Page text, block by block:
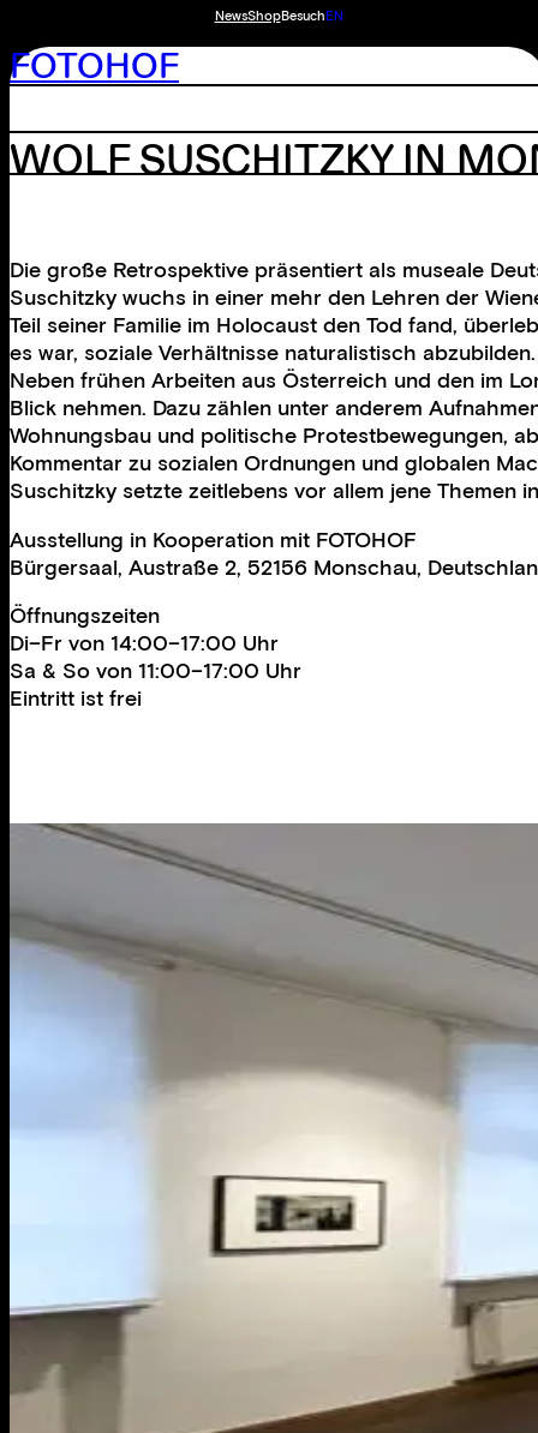
NewsShopBesuchEN
FOTOHOF
WOLF SUSCHITZKY IN
Die große Retrospektive präsentiert als museale
Suschitzky wuchs in einer mehr den Lehren der
Teil seiner Familie im Holocaust den Tod fand,
es war, soziale Verhältnisse naturalistisch abzubilden.
Neben frühen Arbeiten aus Österreich und den im
Blick nehmen. Dazu zählen unter anderem
Wohnungsbau und politische Protestbewegungen,
Kommentar zu sozialen Ordnungen und globalen
Suschitzky setzte zeitlebens vor allem jene
Ausstellung in Kooperation mit FOTOHOF
Bürgersaal, Austraße 2, 52156 Monschau,
Öffnungszeiten
Di–Fr von 14:00–17:00 Uhr
Sa & So von 11:00–17:00 Uhr
Eintritt ist frei